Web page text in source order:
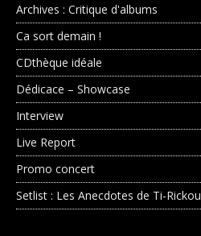
Archives : Critique d'albums
Ca sort demain !
CDthèque idéale
Dédicace – Showcase
Interview
Live Report
Promo concert
Setlist : Les Anecdotes de Ti-Rickou